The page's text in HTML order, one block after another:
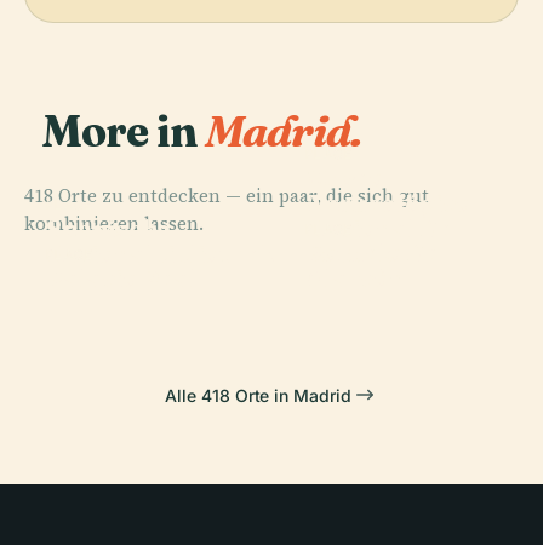
More inMadrid.
418 Orte zu entdecken — ein paar, die sich gut
kombinieren lassen.
PLACE
Spanische
Arqueológico
Alle 418 Orte in Madrid